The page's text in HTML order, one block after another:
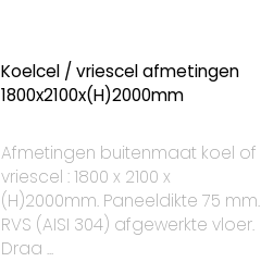
Koelcel / vriescel afmetingen
1800x2100x(H)2000mm
Afmetingen buitenmaat koel of
vriescel : 1800 x 2100 x
(H)2000mm. Paneeldikte 75 mm.
RVS (AISI 304) afgewerkte vloer.
Draa ...